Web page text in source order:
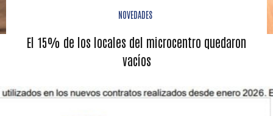
NOVEDADES
El 15% de los locales del microcentro quedaron
vacíos